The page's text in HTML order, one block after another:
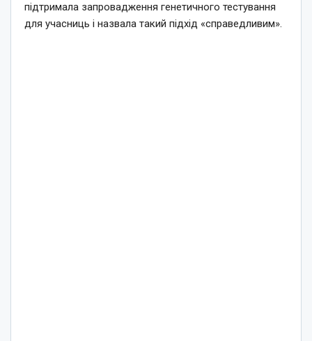
підтримала запровадження генетичного тестування
для учасниць і назвала такий підхід «справедливим».